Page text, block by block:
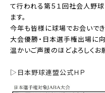
て行われる第５１回社会人野
ます。
今年も皆様に球場でお会いで
大会優勝・日本選手権出場に向
温かいご声援のほどよろしくお
▷日本野球連盟公式ＨＰ